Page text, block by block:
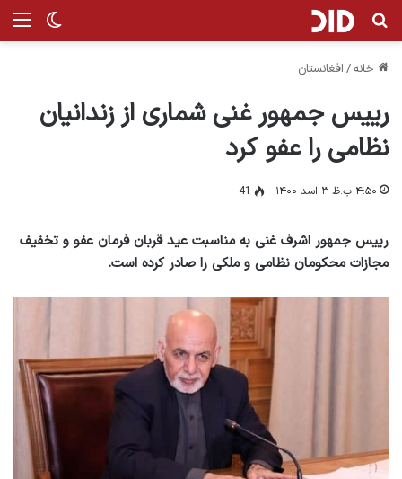
تغییر جستجو برای
خانه/ افغانستان
رییس جمهور غنی شماری از زندانیان
نظامی را عفو کرد
۴:۵۰ ب.ظ ۳ اسد ۱۴۰۰ 41
رییس جمهور اشرف غنی به مناسبت عید قربان فرمان عفو و تخفیف
مجازات محکومان نظامی و ملکی را صادر کرده است.